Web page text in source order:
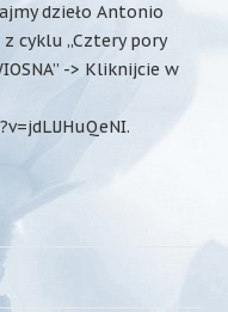
dzieło Antonio
cyklu „Cztery pory
-> Kliknijcie w